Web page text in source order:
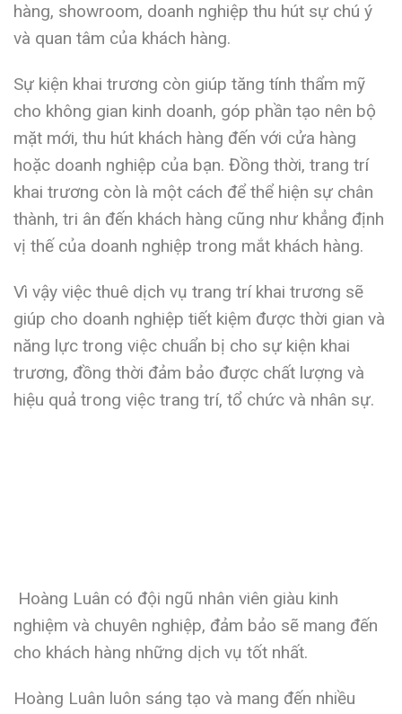
hàng, showroom, doanh nghiệp thu hút sự chú ý
và quan tâm của khách hàng.
Sự kiện khai trương còn giúp tăng tính thẩm mỹ
cho không gian kinh doanh, góp phần tạo nên bộ
mặt mới, thu hút khách hàng đến với cửa hàng
hoặc doanh nghiệp của bạn. Đồng thời, trang trí
khai trương còn là một cách để thể hiện sự chân
thành, tri ân đến khách hàng cũng như khẳng định
vị thế của doanh nghiệp trong mắt khách hàng.
Vì vậy việc thuê dịch vụ trang trí khai trương sẽ
giúp cho doanh nghiệp tiết kiệm được thời gian và
năng lực trong việc chuẩn bị cho sự kiện khai
trương, đồng thời đảm bảo được chất lượng và
hiệu quả trong việc trang trí, tổ chức và nhân sự.
Hoàng Luân có đội ngũ nhân viên giàu kinh
nghiệm và chuyên nghiệp, đảm bảo sẽ mang đến
cho khách hàng những dịch vụ tốt nhất.
Hoàng Luân luôn sáng tạo và mang đến nhiều